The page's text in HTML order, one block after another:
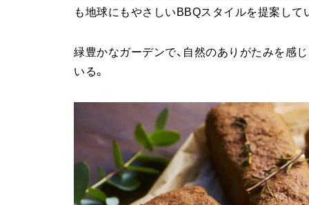
も地球にもやさしいBBQスタイルを提案して
緑豊かなガーデンで、自然のありがたみを感
いる。